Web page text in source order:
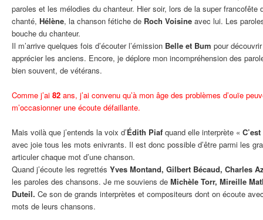
paroles et les mélodies du chanteur. Hier soir, lors de la super francofête
chanté, Hélène, la chanson fétiche de Roch Voisine avec lui. Les
bouche du chanteur.
Il m’arrive quelques fois d’écouter l’émission Belle et Bum pour
apprécier les anciens. Encore, je déplore mon incompréhension des
bien souvent, de vétérans.
Comme j’ai 82 ans, j’ai convenu qu’à mon âge des problèmes d’ouïe
m’occasionner une écoute défaillante.
Mais voilà que j’entends la voix d’Édith Piaf quand elle interprète «
avec joie tous les mots enivrants. Il est donc possible d’être parmi les
articuler chaque mot d’une chanson.
Quand j’écoute les regrettés Yves Montand, Gilbert Bécaud, Charles
les paroles des chansons. Je me souviens de Michèle Torr, Mireille
Duteil. Ce son de grands interprètes et compositeurs dont on écoute
mots de leurs chansons.